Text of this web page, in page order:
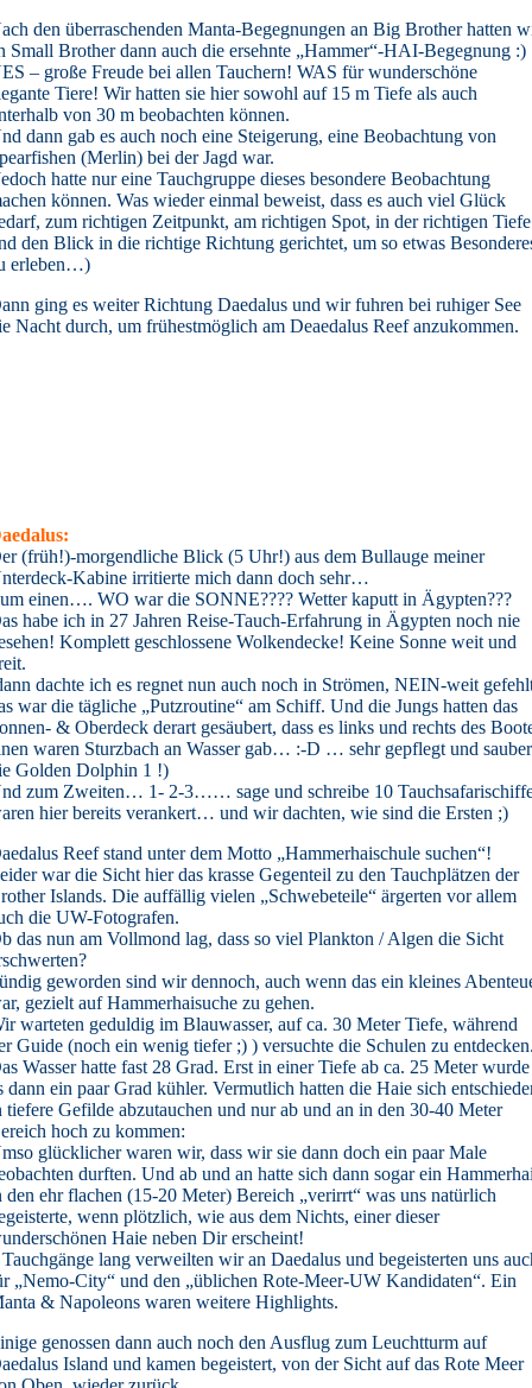
den überraschenden Manta-Begegnungen an Big Brother hatten
Small Brother dann auch die ersehnte „Hammer“-HAI-Begegnung :)
– große Freude bei allen Tauchern! WAS für wunderschöne
Tiere! Wir hatten sie hier sowohl auf 15 m Tiefe als auch
von 30 m beobachten können.
dann gab es auch noch eine Steigerung, eine Beobachtung von
(Merlin) bei der Jagd war.
hatte nur eine Tauchgruppe dieses besondere Beobachtung
können. Was wieder einmal beweist, dass es auch viel Glück
zum richtigen Zeitpunkt, am richtigen Spot, in der richtigen Tiefe
den Blick in die richtige Richtung gerichtet, um so etwas
erleben…)
ging es weiter Richtung Daedalus und wir fuhren bei ruhiger See
Nacht durch, um frühestmöglich am Deaedalus Reef anzukommen.
(früh!)-morgendliche Blick (5 Uhr!) aus dem Bullauge meiner
Kabine irritierte mich dann doch sehr…
einen…. WO war die SONNE???? Wetter kaputt in Ägypten???
habe ich in 27 Jahren Reise-Tauch-Erfahrung in Ägypten noch nie
Komplett geschlossene Wolkendecke! Keine Sonne weit und
dachte ich es regnet nun auch noch in Strömen, NEIN-weit
war die tägliche „Putzroutine“ am Schiff. Und die Jungs hatten das
& Oberdeck derart gesäubert, dass es links und rechts des
waren Sturzbach an Wasser gab… :-D … sehr gepflegt und sauber
Golden Dolphin 1 !)
zum Zweiten… 1- 2-3…… sage und schreibe 10
hier bereits verankert… und wir dachten, wie sind die Ersten ;)
Reef stand unter dem Motto „Hammerhaischule suchen“!
war die Sicht hier das krasse Gegenteil zu den Tauchplätzen der
Islands. Die auffällig vielen „Schwebeteile“ ärgerten vor allem
die UW-Fotografen.
das nun am Vollmond lag, dass so viel Plankton / Algen die Sicht
geworden sind wir dennoch, auch wenn das ein kleines
gezielt auf Hammerhaisuche zu gehen.
warteten geduldig im Blauwasser, auf ca. 30 Meter Tiefe, während
Guide (noch ein wenig tiefer ;) ) versuchte die Schulen zu
Wasser hatte fast 28 Grad. Erst in einer Tiefe ab ca. 25 Meter wurde
dann ein paar Grad kühler. Vermutlich hatten die Haie sich
tiefere Gefilde abzutauchen und nur ab und an in den 30-40 Meter
hoch zu kommen:
glücklicher waren wir, dass wir sie dann doch ein paar Male
durften. Und ab und an hatte sich dann sogar ein
den ehr flachen (15-20 Meter) Bereich „verirrt“ was uns natürlich
wenn plötzlich, wie aus dem Nichts, einer dieser
Haie neben Dir erscheint!
lang verweilten wir an Daedalus und begeisterten uns
„Nemo-City“ und den „üblichen Rote-Meer-UW Kandidaten“. Ein
& Napoleons waren weitere Highlights.
genossen dann auch noch den Ausflug zum Leuchtturm auf
Island und kamen begeistert, von der Sicht auf das Rote Meer